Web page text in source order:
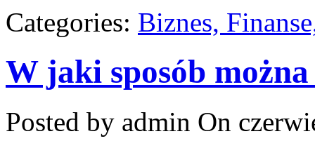
Categories: Biznes,
W jaki sposób
Posted by admin On